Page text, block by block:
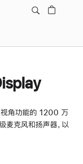
角功能的 1200 万
克风和扬声器，以